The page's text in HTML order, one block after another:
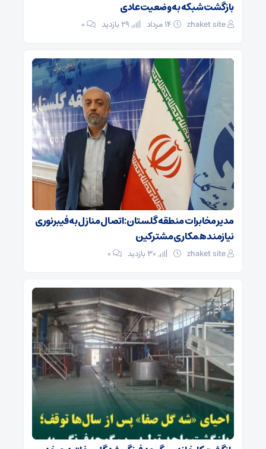
بازگشت شبکه به وضعیت عادی
zhaket site ۰
مدیر مخابرات منطقه گلستان: اتصال منازل به فیبرنوری
نیازمند همکاری مشترکین
zhaket site ۰